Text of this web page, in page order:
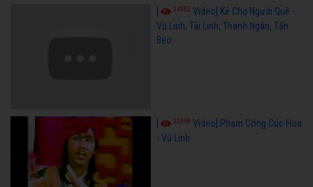
24582 Video] Kẻ Chợ Người Quê -
Vũ Linh, Tài Linh, Thanh Ngân, Tấn
Beo
23598 Video] Phạm Công Cúc Hoa
- Vũ Linh